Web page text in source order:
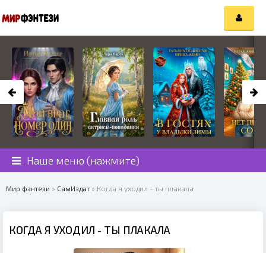
Наше меню (нажмите)
Мир фэнтези » СамИздат » Когда я уходил - ты плакала
КОГДА Я УХОДИЛ - ТЫ ПЛАКАЛА